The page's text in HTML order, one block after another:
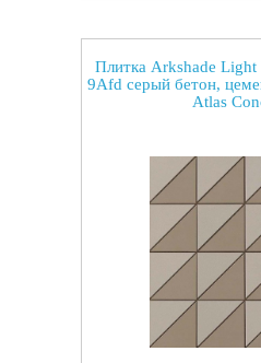
Плитка Arkshade
9Afd серый бетон,
Atlas